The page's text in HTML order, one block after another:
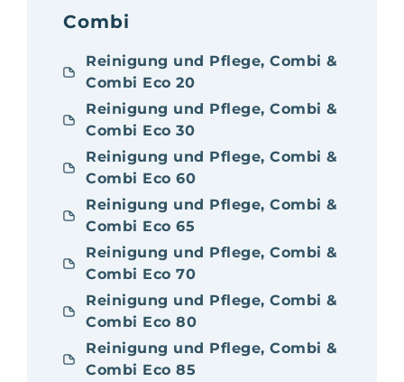
Combi
Reinigung und Pflege, Combi &
Combi Eco 20
Reinigung und Pflege, Combi &
Combi Eco 30
Reinigung und Pflege, Combi &
Combi Eco 60
Reinigung und Pflege, Combi &
Combi Eco 65
Reinigung und Pflege, Combi &
Combi Eco 70
Reinigung und Pflege, Combi &
Combi Eco 80
Reinigung und Pflege, Combi &
Combi Eco 85